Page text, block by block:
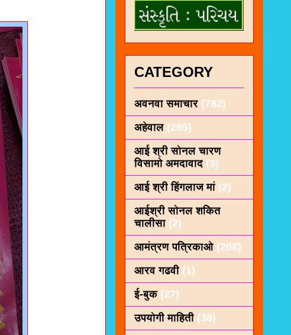
CATEGORY
अवनवा समाचार (782)
अहेवाल (265)
आई श्री सोनल चारण
विसामो अमदावाद (3)
आई श्री हिंगलाज मां (2)
आईश्री सोनल शकित
चालीसा (2)
आमंत्रण पत्रिकाओ (208)
आरव गढवी (1)
ई-बुक (27)
उपयोगी माहिती (38)